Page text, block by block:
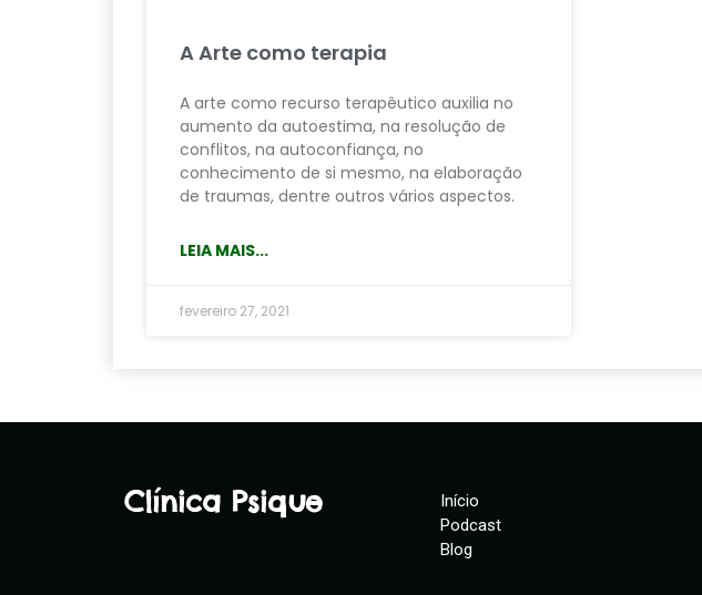
A Arte como terapia
A arte como recurso terapêutico auxilia no
aumento da autoestima, na resolução de
conflitos, na autoconfiança, no
conhecimento de si mesmo, na elaboração
de traumas, dentre outros vários aspectos.
LEIA MAIS...
fevereiro 27, 2021
Clínica Psique
Início
Podcast
Blog